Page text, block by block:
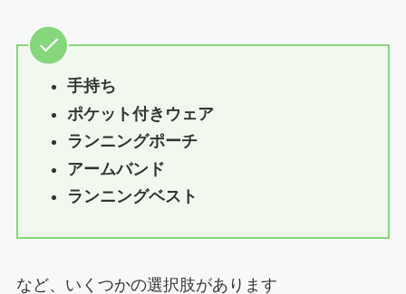
手持ち
ポケット付きウェア
ランニングポーチ
アームバンド
ランニングベスト
など、いくつかの選択肢があります